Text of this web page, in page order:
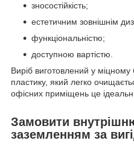
зносостійкість;
естетичним зовнішнім
функціональністю;
доступною вартістю.
Виріб виготовлений у міцному
пластику, який легко
офісних приміщень це
Замовити
заземленням за